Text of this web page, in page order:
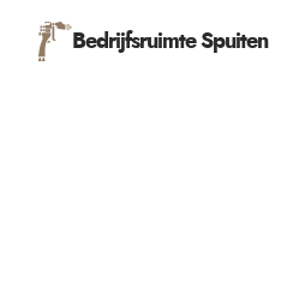
Bedrijfsruimte Spuiten